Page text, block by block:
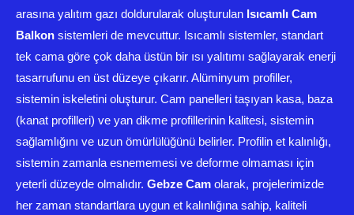
arasına yalıtım gazı doldurularak oluşturulan Isıcamlı Cam
Balkon sistemleri de mevcuttur. Isıcamlı sistemler, standart
tek cama göre çok daha üstün bir ısı yalıtımı sağlayarak enerji
tasarrufunu en üst düzeye çıkarır. Alüminyum profiller,
sistemin iskeletini oluşturur. Cam panelleri taşıyan kasa, baza
(kanat profilleri) ve yan dikme profillerinin kalitesi, sistemin
sağlamlığını ve uzun ömürlülüğünü belirler. Profilin et kalınlığı,
sistemin zamanla esnememesi ve deforme olmaması için
yeterli düzeyde olmalıdır. Gebze Cam olarak, projelerimizde
her zaman standartlara uygun et kalınlığına sahip, kaliteli